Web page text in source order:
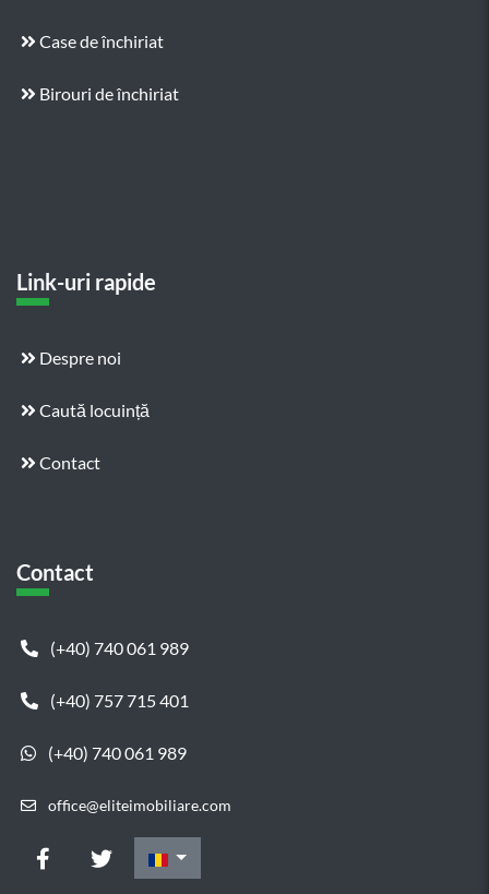
Case de închiriat
Birouri de închiriat
Link-uri rapide
Despre noi
Caută locuință
Contact
Contact
(+40) 740 061 989
(+40) 757 715 401
(+40) 740 061 989
office@eliteimobiliare.com